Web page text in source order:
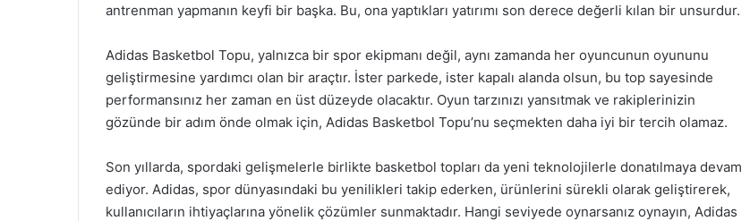
antrenman yapmanın keyfi bir başka. Bu, ona yaptıkları yatırımı son derece değerli kılan bir unsurdur.
Adidas Basketbol Topu, yalnızca bir spor ekipmanı değil, aynı zamanda her oyuncunun oyununu
geliştirmesine yardımcı olan bir araçtır. İster parkede, ister kapalı alanda olsun, bu top sayesinde
performansınız her zaman en üst düzeyde olacaktır. Oyun tarzınızı yansıtmak ve rakiplerinizin
gözünde bir adım önde olmak için, Adidas Basketbol Topu’nu seçmekten daha iyi bir tercih olamaz.
Son yıllarda, spordaki gelişmelerle birlikte basketbol topları da yeni teknolojilerle donatılmaya devam
ediyor. Adidas, spor dünyasındaki bu yenilikleri takip ederken, ürünlerini sürekli olarak geliştirerek,
kullanıcıların ihtiyaçlarına yönelik çözümler sunmaktadır. Hangi seviyede oynarsanız oynayın, Adidas